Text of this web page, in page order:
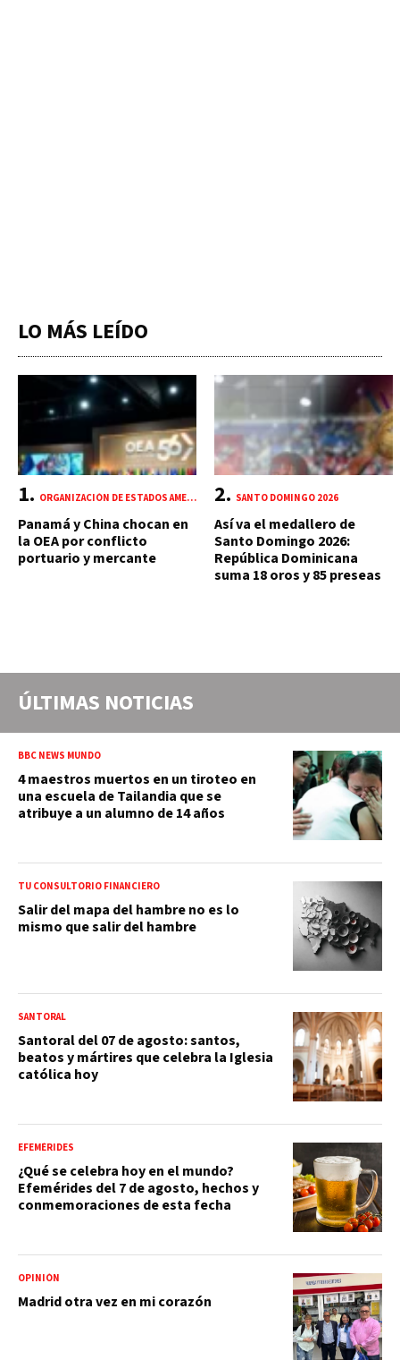
LO MÁS LEÍDO
ORGANIZACIÓN DE ESTADOS AMERICANOS (OEA)
Panamá y China chocan en
la OEA por conflicto
portuario y mercante
SANTO DOMINGO 2026
Así va el medallero de
Santo Domingo 2026:
República Dominicana
suma 18 oros y 85 preseas
ÚLTIMAS NOTICIAS
BBC NEWS MUNDO
4 maestros muertos en un tiroteo en
una escuela de Tailandia que se
atribuye a un alumno de 14 años
TU CONSULTORIO FINANCIERO
Salir del mapa del hambre no es lo
mismo que salir del hambre
SANTORAL
Santoral del 07 de agosto: santos,
beatos y mártires que celebra la Iglesia
católica hoy
EFEMÉRIDES
¿Qué se celebra hoy en el mundo?
Efemérides del 7 de agosto, hechos y
conmemoraciones de esta fecha
OPINIÓN
Madrid otra vez en mi corazón